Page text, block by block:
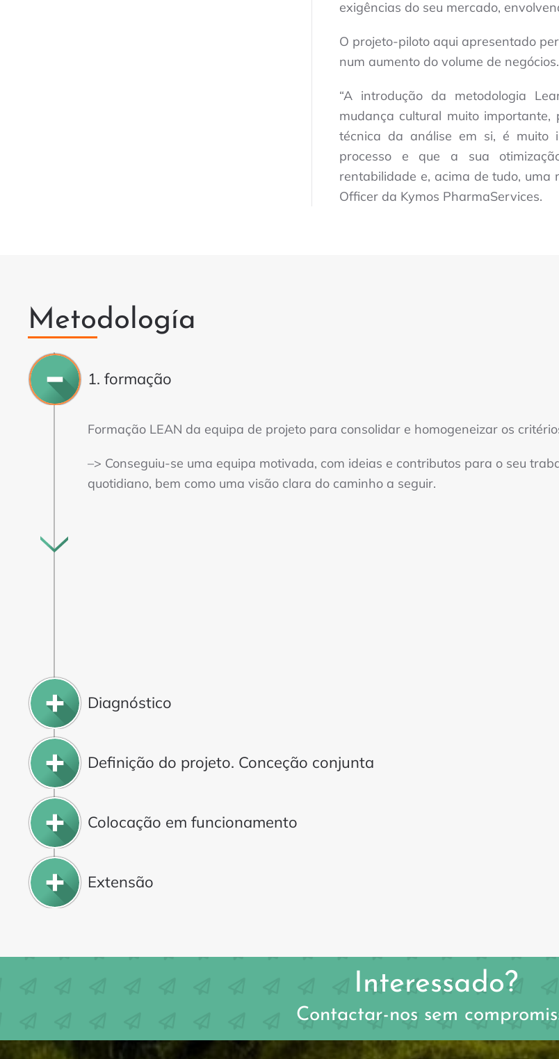
exigências do seu mercado,
O projeto-piloto aqui apresentado
num aumento do volume de negócios.
“A introdução da metodologia
mudança cultural muito
técnica da análise em si, é muito
processo e que a sua
rentabilidade e, acima de tudo, uma
Officer da Kymos PharmaServices.
Metodología
1. formação
Formação LEAN da equipa de projeto para consolidar e homogeneizar os
–> Conseguiu-se uma equipa motivada, com ideias e contributos para o seu
quotidiano, bem como uma visão clara do caminho a seguir.
Diagnóstico
Definição do projeto. Conceção conjunta
Colocação em funcionamento
Extensão
Interessado?
Contactar-nos sem